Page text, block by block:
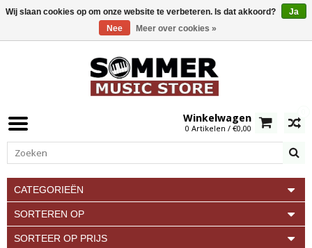
Winkelwagen
0 Artikelen / €0,00
CATEGORIEËN
SORTEREN OP
SORTEER OP PRIJS
Wij slaan cookies op om onze website te verbeteren. Is dat akkoord?
Ja
Nee
Meer over cookies »